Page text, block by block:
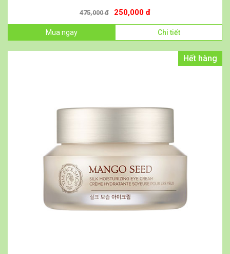
475,000 đ 250,000 đ
Mua ngay Chi tiết
Hết hàng